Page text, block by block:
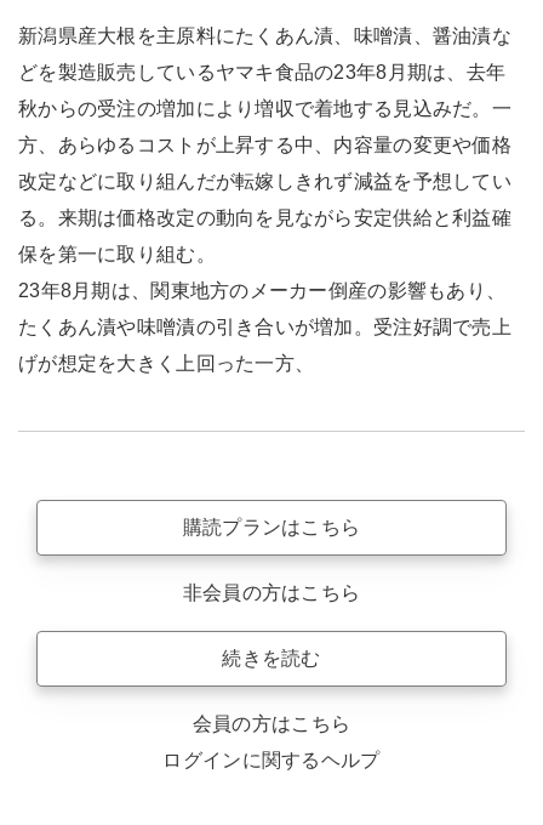
新潟県産大根を主原料にたくあん漬、味噌漬、醤油漬な
どを製造販売しているヤマキ食品の23年8月期は、去年
秋からの受注の増加により増収で着地する見込みだ。一
方、あらゆるコストが上昇する中、内容量の変更や価格
改定などに取り組んだが転嫁しきれず減益を予想してい
る。来期は価格改定の動向を見ながら安定供給と利益確
保を第一に取り組む。
23年8月期は、関東地方のメーカー倒産の影響もあり、
たくあん漬や味噌漬の引き合いが増加。受注好調で売上
げが想定を大きく上回った一方、
購読プランはこちら
非会員の方はこちら
続きを読む
会員の方はこちら
ログインに関するヘルプ